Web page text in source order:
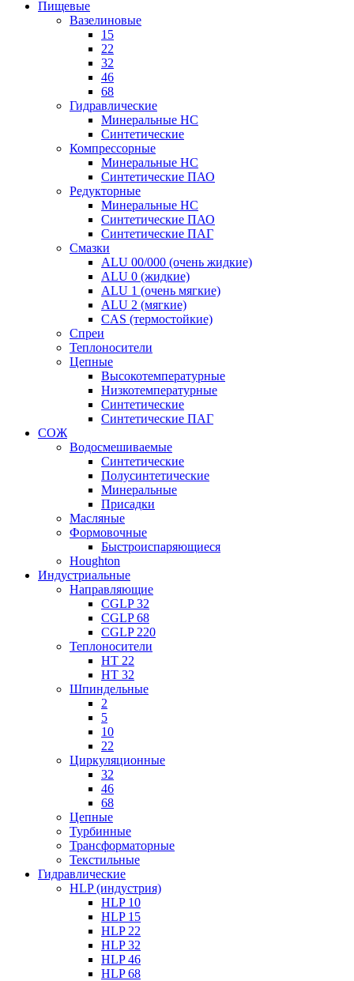
Пищевые
Вазелиновые
15
22
32
46
68
Гидравлические
Минеральные HC
Синтетические
Компрессорные
Минеральные HC
Синтетические ПАО
Редукторные
Минеральные HC
Синтетические ПАО
Синтетические ПАГ
Смазки
ALU 00/000 (очень жидкие)
ALU 0 (жидкие)
ALU 1 (очень мягкие)
ALU 2 (мягкие)
CAS (термостойкие)
Спреи
Теплоносители
Цепные
Высокотемпературные
Низкотемпературные
Синтетические
Синтетические ПАГ
СОЖ
Водосмешиваемые
Синтетические
Полусинтетические
Минеральные
Присадки
Масляные
Формовочные
Быстроиспаряющиеся
Houghton
Индустриальные
Направляющие
CGLP 32
CGLP 68
CGLP 220
Теплоносители
HT 22
HT 32
Шпиндельные
2
5
10
22
Циркуляционные
32
46
68
Цепные
Турбинные
Трансформаторные
Текстильные
Гидравлические
HLP (индустрия)
HLP 10
HLP 15
HLP 22
HLP 32
HLP 46
HLP 68